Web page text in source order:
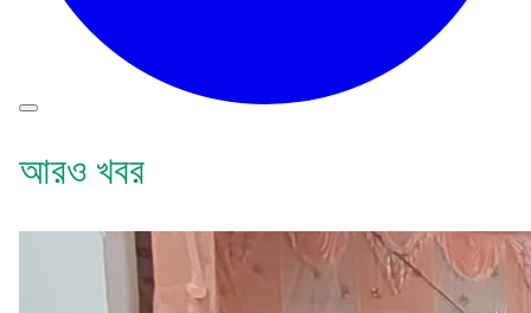
আরও খবর